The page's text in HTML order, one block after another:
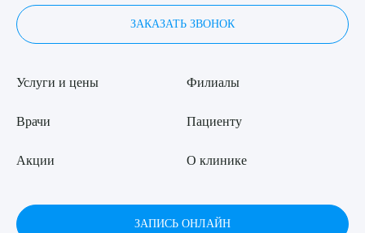
ЗАКАЗАТЬ ЗВОНОК
Услуги и цены
Врачи
Акции
Филиалы
Пациенту
О клинике
ЗАПИСЬ ОНЛАЙН